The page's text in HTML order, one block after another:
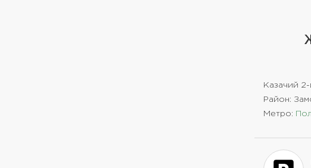
Казачий
Район:
Метро: